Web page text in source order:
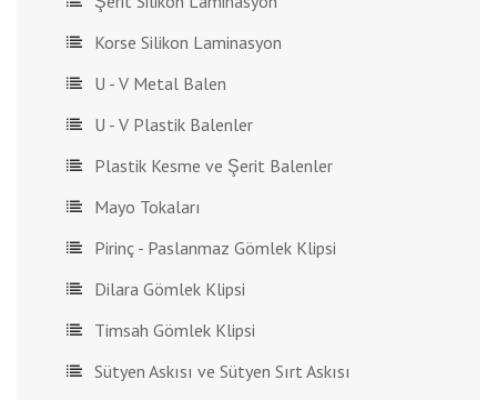
Korse Silikon Laminasyon
U - V Metal Balen
U - V Plastik Balenler
Plastik Kesme ve Şerit Balenler
Mayo Tokaları
Pirinç - Paslanmaz Gömlek Klipsi
Dilara Gömlek Klipsi
Timsah Gömlek Klipsi
Sütyen Askısı ve Sütyen Sırt Askısı